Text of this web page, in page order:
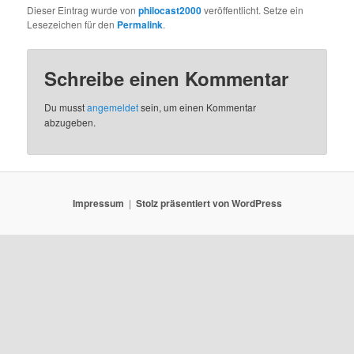
Dieser Eintrag wurde vonphilocast2000veröffentlicht. Setze ein
Lesezeichen für den Permalink.
Schreibe einen Kommentar
Du musstangemeldetsein, um einen Kommentar
abzugeben.
Impressum Stolz präsentiert von WordPress